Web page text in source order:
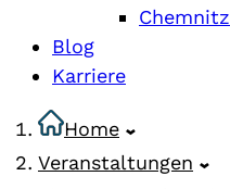
Chemnitz
Blog
Karriere
Home
Veranstaltungen